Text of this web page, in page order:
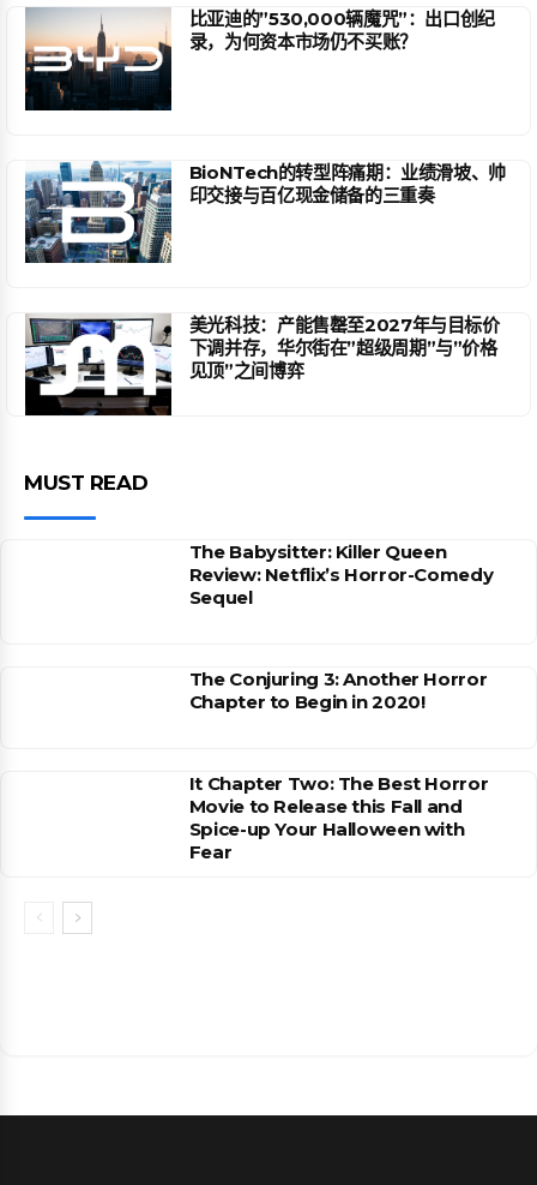
比亚迪的”530,000辆魔咒”：出口创纪
录，为何资本市场仍不买账？
BioNTech的转型阵痛期：业绩滑坡、帅
印交接与百亿现金储备的三重奏
美光科技：产能售罄至2027年与目标价
下调并存，华尔街在”超级周期”与”价格
见顶”之间博弈
MUST READ
The Babysitter: Killer Queen
Review: Netflix’s Horror-Comedy
Sequel
The Conjuring 3: Another Horror
Chapter to Begin in 2020!
It Chapter Two: The Best Horror
Movie to Release this Fall and
Spice-up Your Halloween with
Fear